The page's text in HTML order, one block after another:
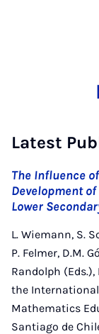
Latest
The Influence
Development
Lower
L. Wiemann, S.
P. Felmer, D.M.
Randolph
the International
Mathematics
Santiago de